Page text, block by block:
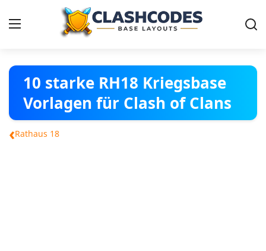
Dorf Vorlagen
Deutsch
10 starke RH18 Kriegsbase
Vorlagen für Clash of Clans
‹Rathaus 18